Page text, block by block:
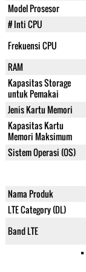
Model Prosesor
# Inti CPU
Frekuensi CPU
RAM
Kapasitas Storage
untuk Pemakai
Jenis Kartu Memori
Kapasitas Kartu
Memori Maksimum
Sistem Operasi (OS)
Nama Produk
LTE Category (DL)
Band LTE